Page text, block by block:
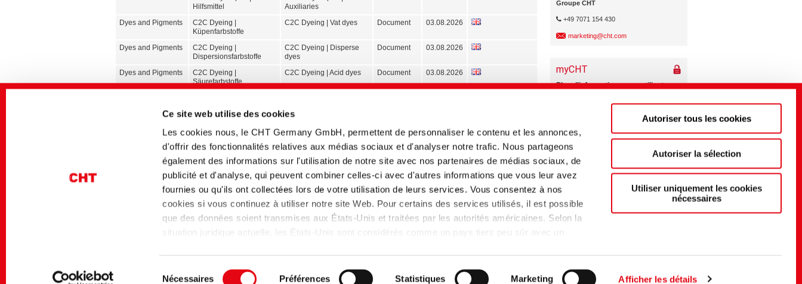
Ce site web utilise des cookies
Les cookies nous, le CHT Germany GmbH, permettent de personnaliser le contenu et les annonces,
d'offrir des fonctionnalités relatives aux médias sociaux et d'analyser notre trafic. Nous partageons
également des informations sur l'utilisation de notre site avec nos partenaires de médias sociaux, de
publicité et d'analyse, qui peuvent combiner celles-ci avec d'autres informations que vous leur avez
fournies ou qu'ils ont collectées lors de votre utilisation de leurs services. Vous consentez à nos
cookies si vous continuez à utiliser notre site Web. Pour certains des services utilisés, il est possible
que des données soient transmises aux États-Unis et traitées par les autorités américaines. Selon la
situation juridique actuelle, les États-Unis sont considérés comme un pays tiers peu sûr avec un
Data Privacy Framework et que la décision d'adéquation de la Commission européenne selon
Nécessaires Préférences Statistiques Marketing Afficher les détails
Autoriser tous les cookies
Autoriser la sélection
Utiliser uniquement les cookies
nécessaires
Hilfsmittel
Auxiliaries
Dyes and Pigments
C2C Dyeing |
Küpenfarbstoffe
C2C Dyeing | Vat dyes Document 03.08.2026
Dyes and Pigments
C2C Dyeing |
Dispersionsfarbstoffe
C2C Dyeing | Disperse
dyes
Document 03.08.2026
Dyes and Pigments
C2C Dyeing |
Säurefarbstoffe
C2C Dyeing | Acid dyes Document 03.08.2026
für eine moderne
for modern Agriculture
SilSo Lite 21025 |
Silikonschaum zur
Gewichtsreduzierung
SilSo Lite 21025 |
Silicone Foam for weight
reduction
Information
technique
02.07.2026
Textile Solutions
LAB102 Collection
Database | Effekte,
Produkte, Rezepte
LAB102 Collection
Database | Effects,
Products, Recipes
Application 02.07.2026
Dyes and Pigments
Waschprozess
Groupe CHT
+49 7071 154 430
marketing@cht.com